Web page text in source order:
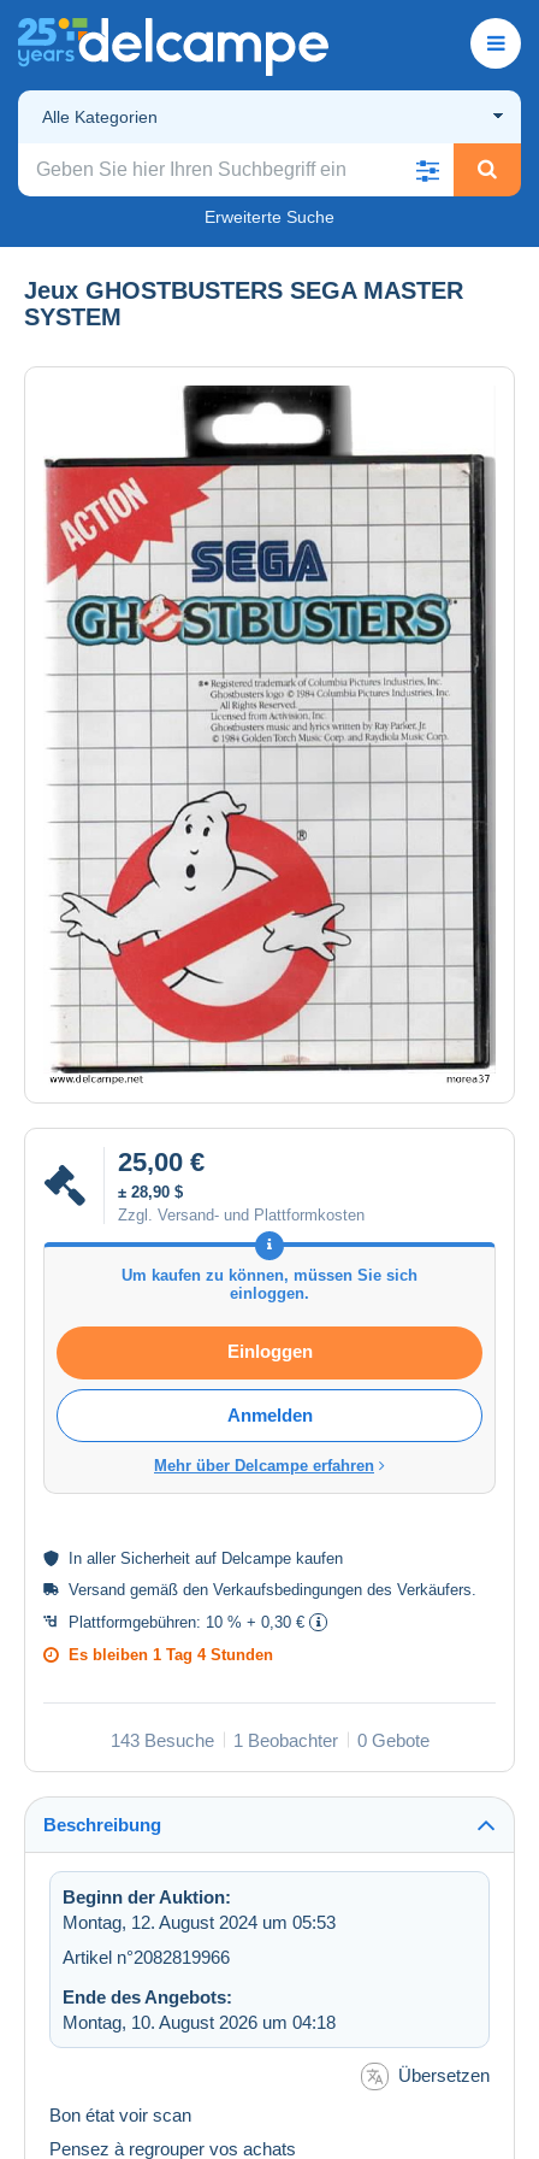
Alle Kategorien
Erweiterte Suche
Jeux GHOSTBUSTERS SEGA MASTER
SYSTEM
25,00 €
± 28,90 $
Zzgl. Versand- und Plattformkosten
Um kaufen zu können, müssen Sie sich
einloggen.
Einloggen
Anmelden
Mehr über Delcampe erfahren
In aller Sicherheit auf Delcampe kaufen
Versand gemäß den Verkaufsbedingungen des Verkäufers
Plattformgebühren: 10 % + 0,30 €
Es bleiben 1 Tag 4 Stunden
143 Besuche 1 Beobachter 0 Gebote
Beschreibung
Beginn der Auktion:
Montag, 12. August 2024 um 05:53
Artikel n°2082819966
Ende des Angebots:
Montag, 10. August 2026 um 04:18
Übersetzen
Bon état voir scan
Pensez à regrouper vos achats